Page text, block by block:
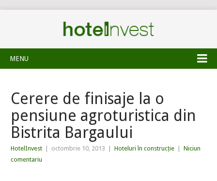
MENU
Cerere de finisaje la o
pensiune agroturistica din
Bistrita Bargaului
HotelInvest octombrie 10, 2013 Hoteluri în construcție
Niciun
comentariu